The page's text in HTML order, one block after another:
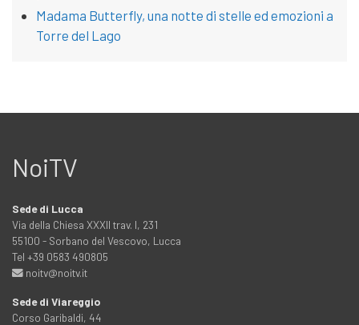
Madama Butterfly, una notte di stelle ed emozioni a
Torre del Lago
NoiTV
Sede di Lucca
Via della Chiesa XXXII trav. I, 231
55100 - Sorbano del Vescovo, Lucca
Tel +39 0583 490805
noitv@noitv.it
Sede di Viareggio
Corso Garibaldi, 44